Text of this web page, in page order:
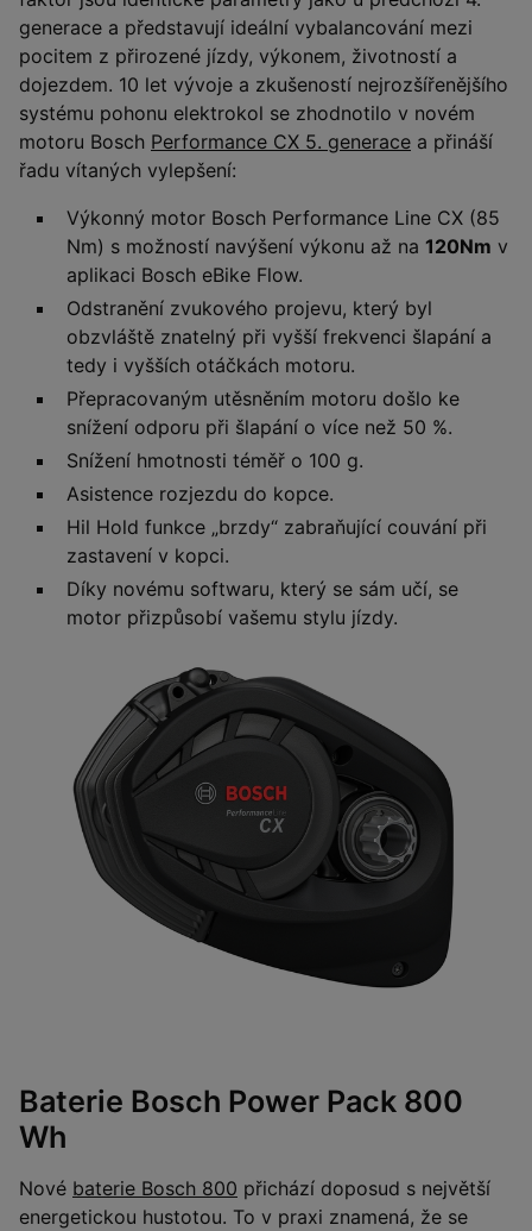
generace a představují ideální vybalancování mezi
pocitem z přirozené jízdy, výkonem, životností a
dojezdem. 10 let vývoje a zkušeností nejrozšířenějšího
systému pohonu elektrokol se zhodnotilo v novém
motoru Bosch Performance CX 5. generace a přináší
řadu vítaných vylepšení:
Výkonný motor Bosch Performance Line CX (85
Nm) s možností navýšení výkonu až na 120Nm v
aplikaci Bosch eBike Flow.
Odstranění zvukového projevu, který byl
obzvláště znatelný při vyšší frekvenci šlapání a
tedy i vyšších otáčkách motoru.
Přepracovaným utěsněním motoru došlo ke
snížení odporu při šlapání o více než 50 %.
Snížení hmotnosti téměř o 100 g.
Asistence rozjezdu do kopce.
Hil Hold funkce „brzdy“ zabraňující couvání při
zastavení v kopci.
Díky novému softwaru, který se sám učí, se
motor přizpůsobí vašemu stylu jízdy.
Baterie Bosch Power Pack 800
Wh
Nové baterie Bosch 800 přichází doposud s největší
energetickou hustotou. To v praxi znamená, že se